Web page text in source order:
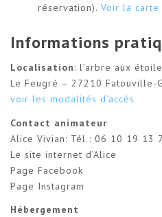
réservation). Voir la carte
Informations
Localisation: l’arbre aux
Le Feugré – 27210 Fatouville-
voir les modalités d’accès
Contact animateur
Alice Vivian: Tél : 06 10 19 13
Le site internet d’Alice
Page Facebook
Page Instagram
Hébergement